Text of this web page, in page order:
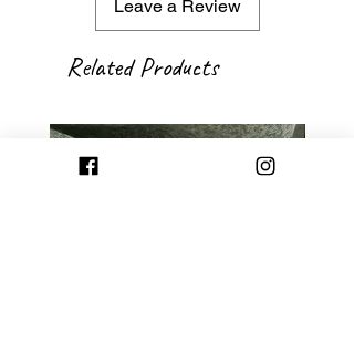
Leave a Review
Related Products